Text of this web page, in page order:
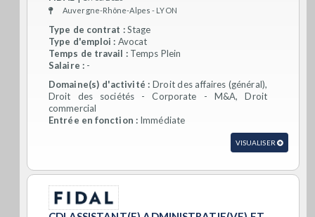
Auvergne-Rhône-Alpes - LYON
Type de contrat :Stage
Type d'emploi : Avocat
Temps de travail :Temps Plein
Salaire :-
Domaine(s) d'activité : Droit des affaires (général),
Droit des sociétés - Corporate - M&A, Droit
commercial
Entrée en fonction : Immédiate
VISUALISER